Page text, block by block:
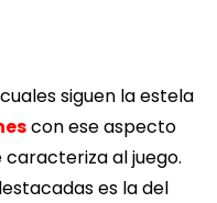
siguen la estela
con ese aspecto
al juego.
es la del